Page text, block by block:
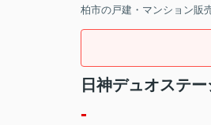
柏市の戸建・マンション販
日神デュオステ
-